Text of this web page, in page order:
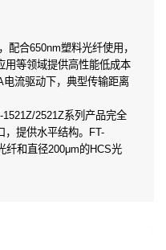
配合650nm塑料光纤使用，
用等领域提供高性能低成本
电流驱动下，典型传输距离
2521Z系列产品完全
，提供水平结构。FT-
纤和直径200μm的HCS光